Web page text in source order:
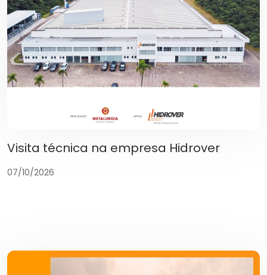
Visita técnica na empresa Hidrover
07/10/2026